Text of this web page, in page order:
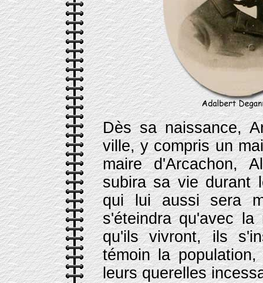
Dès sa naissance,
ville, y compris un
maire d'Arcachon,
subira sa vie durant
qui lui aussi sera
s'éteindra qu'avec
qu'ils vivront, ils
témoin la
leurs querelles